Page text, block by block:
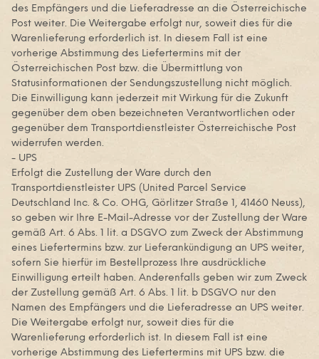
des Empfängers und die Lieferadresse an die Österreichische
Post weiter. Die Weitergabe erfolgt nur, soweit dies für die
Warenlieferung erforderlich ist. In diesem Fall ist eine
vorherige Abstimmung des Liefertermins mit der
Österreichischen Post bzw. die Übermittlung von
Statusinformationen der Sendungszustellung nicht möglich.
Die Einwilligung kann jederzeit mit Wirkung für die Zukunft
gegenüber dem oben bezeichneten Verantwortlichen oder
gegenüber dem Transportdienstleister Österreichische Post
widerrufen werden.
- UPS
Erfolgt die Zustellung der Ware durch den
Transportdienstleister UPS (United Parcel Service
Deutschland Inc. & Co. OHG, Görlitzer Straße 1, 41460 Neuss),
so geben wir Ihre E-Mail-Adresse vor der Zustellung der Ware
gemäß Art. 6 Abs. 1 lit. a DSGVO zum Zweck der Abstimmung
eines Liefertermins bzw. zur Lieferankündigung an UPS weiter,
sofern Sie hierfür im Bestellprozess Ihre ausdrückliche
Einwilligung erteilt haben. Anderenfalls geben wir zum Zweck
der Zustellung gemäß Art. 6 Abs. 1 lit. b DSGVO nur den
Namen des Empfängers und die Lieferadresse an UPS weiter.
Die Weitergabe erfolgt nur, soweit dies für die
Warenlieferung erforderlich ist. In diesem Fall ist eine
vorherige Abstimmung des Liefertermins mit UPS bzw. die